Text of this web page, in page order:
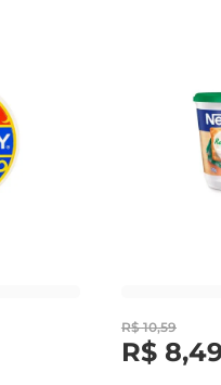
R$ 10,59
R$ 8,